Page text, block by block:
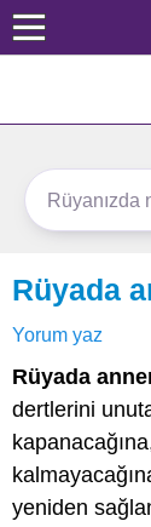
Rüyada
Yorum yaz
Rüyada
dertlerini
yeniden